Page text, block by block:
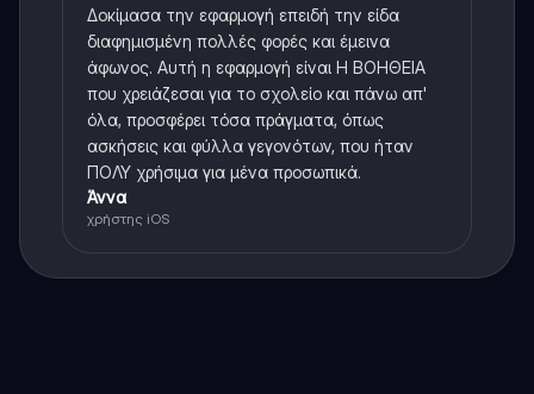
Δοκίμασα την εφαρμογή επειδή την είδα
διαφημισμένη πολλές φορές και έμεινα
άφωνος. Αυτή η εφαρμογή είναι Η ΒΟΗΘΕΙΑ
που χρειάζεσαι για το σχολείο και πάνω απ'
όλα, προσφέρει τόσα πράγματα, όπως
ασκήσεις και φύλλα γεγονότων, που ήταν
ΠΟΛΥ χρήσιμα για μένα προσωπικά.
Άννα
χρήστης iOS